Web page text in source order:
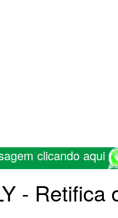
clicando aqui
- Retifica